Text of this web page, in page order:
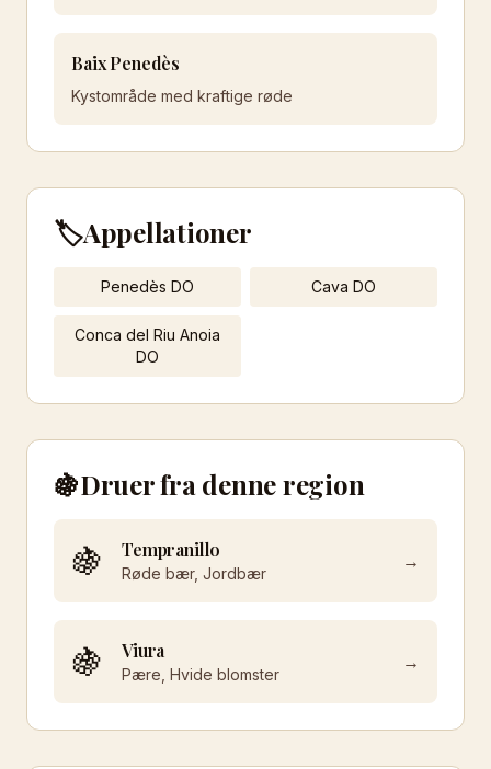
Baix Penedès
Kystområde med kraftige røde
🏷️Appellationer
Penedès DO Cava DO
Conca del Riu Anoia
DO
🍇Druer fra denne region
🍇 Tempranillo
Røde bær, Jordbær
→
🍇 Viura
Pære, Hvide blomster
→